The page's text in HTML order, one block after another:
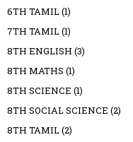
6TH TAMIL(1)
7TH TAMIL(1)
8TH ENGLISH (3)
8TH MATHS (1)
8TH SCIENCE (1)
8TH SOCIAL SCIENCE (2)
8TH TAMIL(2)